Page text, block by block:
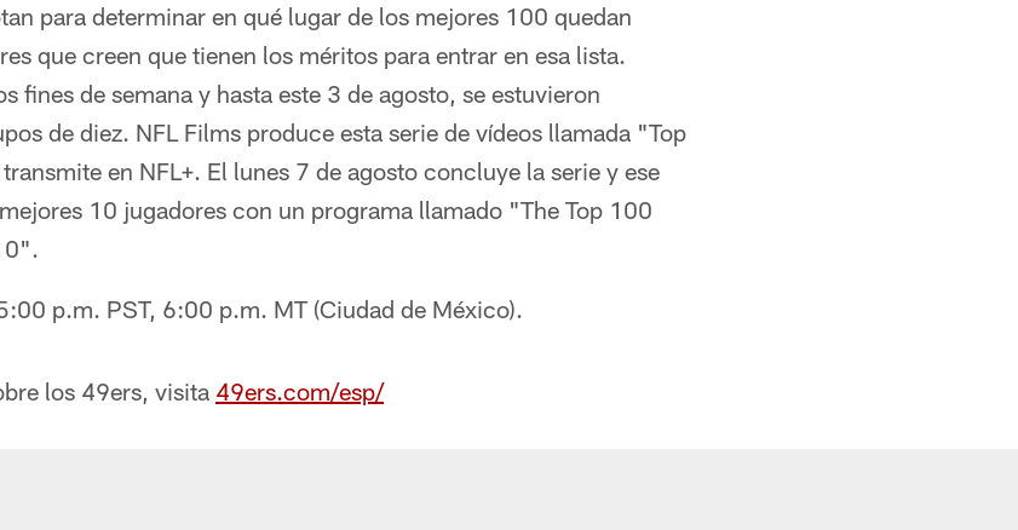
para determinar en qué lugar de los mejores 100 quedan
que creen que tienen los méritos para entrar en esa lista.
fines de semana y hasta este 3 de agosto, se estuvieron
de diez. NFL Films produce esta serie de vídeos llamada "Top
en NFL+. El lunes 7 de agosto concluye la serie y ese
10 jugadores con un programa llamado "The Top 100
p.m. PST, 6:00 p.m. MT (Ciudad de México).
los 49ers, visita 49ers.com/esp/